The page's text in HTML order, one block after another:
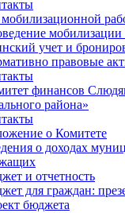
учет и
правовые
финансов
района»
о Комитете
о доходах
и отчетность
для граждан:
бюджета